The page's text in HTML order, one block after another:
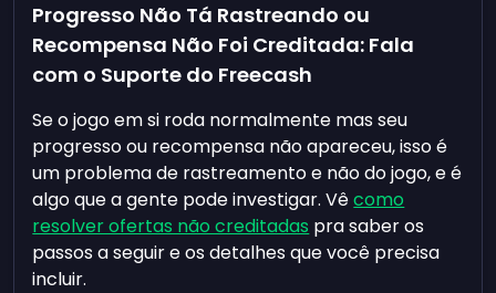
Progresso Não Tá Rastreando ou
Recompensa Não Foi Creditada: Fala
com o Suporte do Freecash
Se o jogo em si roda normalmente mas seu
progresso ou recompensa não apareceu, isso é
um problema de rastreamento e não do jogo, e é
algo que a gente pode investigar. Vêcomo
resolver ofertas não creditadas pra saber os
passos a seguir e os detalhes que você precisa
incluir.